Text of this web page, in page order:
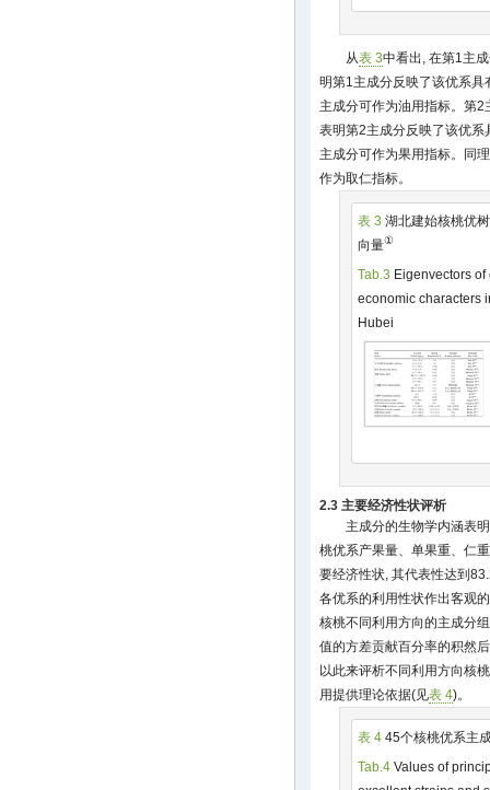
从表 3中看出, 在第1主
明第1主成分反映了该优系具
主成分可作为油用指标。第
表明第2主成分反映了该优系
主成分可作为果用指标。同
作为取仁指标。
表 3 湖北建始核桃优
向量①
Tab.3 Eigenvectors
economic characters
Hubei
2.3 主要经济性状评析
主成分的生物学内涵表
桃优系产果量、单果重、仁
要经济性状, 其代表性达到
各优系的利用性状作出客观
核桃不同利用方向的主成分
值的方差贡献百分率的积然
以此来评析不同利用方向核
用提供理论依据(见表 4)。
表 4 45个核桃优系主
Tab.4 Values of